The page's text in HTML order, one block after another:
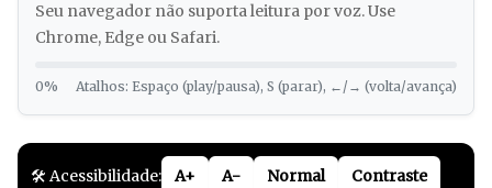
Seu navegador não suporta leitura por voz. Use
Chrome, Edge ou Safari.
0% Atalhos: Espaço (play/pausa), S (parar), ←/→ (volta/avança)
🛠️ Acessibilidade: A+ A- Normal Contraste